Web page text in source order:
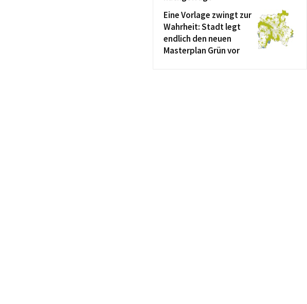
Eine Vorlage zwingt zur
Wahrheit: Stadt legt
endlich den neuen
Masterplan Grün vor